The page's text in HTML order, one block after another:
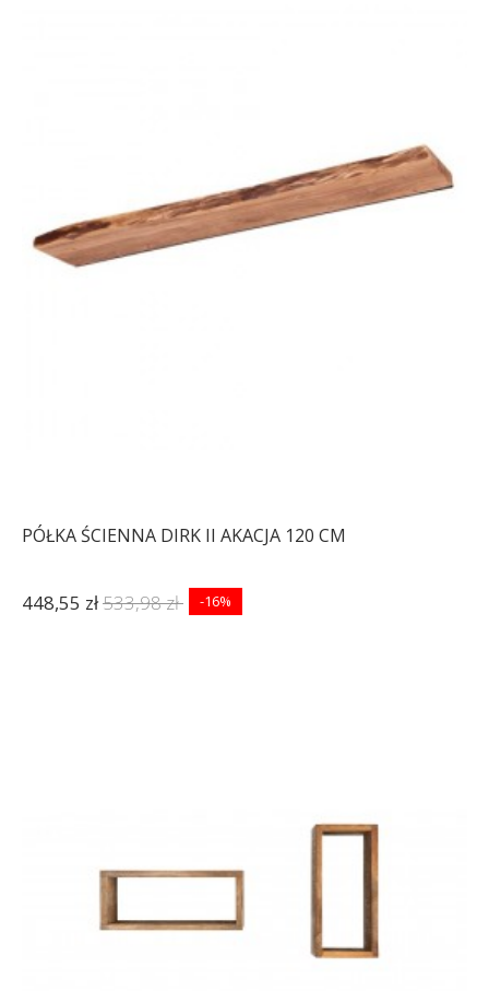
PÓŁKA ŚCIENNA DIRK II AKACJA 120 CM
448,55 zł533,98 zł -16%